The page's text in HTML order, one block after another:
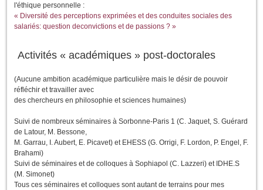
l'éthique personnelle :
« Diversité des perceptions exprimées et des conduites sociales des
salariés: question deconvictions et de passions ? »
Activités « académiques » post-doctorales
(Aucune ambition académique particulière mais le désir de pouvoir
réfléchir et travailler avec
des chercheurs en philosophie et sciences humaines)
Suivi de nombreux séminaires à Sorbonne-Paris 1 (C. Jaquet, S. Guérard
de Latour, M. Bessone,
M. Garrau, I. Aubert, E. Picavet) et EHESS (G. Orrigi, F. Lordon, P. Engel, F.
Brahami)
Suivi de séminaires et de colloques à Sophiapol (C. Lazzeri) et IDHE.S
(M. Simonet)
Tous ces séminaires et colloques sont autant de terrains pour mes